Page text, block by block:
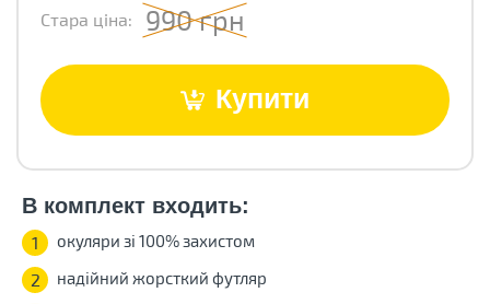
Стара ціна: 990 грн
Купити
В комплект входить:
1 окуляри зі 100% захистом
2 надійний жорсткий футляр